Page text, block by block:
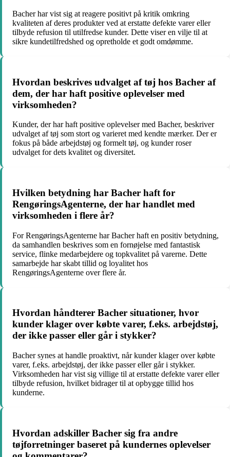
Bacher har vist sig at reagere positivt på kritik omkring
kvaliteten af deres produkter ved at erstatte defekte varer eller
tilbyde refusion til utilfredse kunder. Dette viser en vilje til at
sikre kundetilfredshed og opretholde et godt omdømme.
Hvordan beskrives udvalget af tøj hos Bacher af
dem, der har haft positive oplevelser med
virksomheden?
Kunder, der har haft positive oplevelser med Bacher, beskriver
udvalget af tøj som stort og varieret med kendte mærker. Der er
fokus på både arbejdstøj og formelt tøj, og kunder roser
udvalget for dets kvalitet og diversitet.
Hvilken betydning har Bacher haft for
RengøringsAgenterne, der har handlet med
virksomheden i flere år?
For RengøringsAgenterne har Bacher haft en positiv betydning,
da samhandlen beskrives som en fornøjelse med fantastisk
service, flinke medarbejdere og topkvalitet på varerne. Dette
samarbejde har skabt tillid og loyalitet hos
RengøringsAgenterne over flere år.
Hvordan håndterer Bacher situationer, hvor
kunder klager over købte varer, f.eks. arbejdstøj,
der ikke passer eller går i stykker?
Bacher synes at handle proaktivt, når kunder klager over købte
varer, f.eks. arbejdstøj, der ikke passer eller går i stykker.
Virksomheden har vist sig villige til at erstatte defekte varer eller
tilbyde refusion, hvilket bidrager til at opbygge tillid hos
kunderne.
Hvordan adskiller Bacher sig fra andre
tøjforretninger baseret på kundernes oplevelser